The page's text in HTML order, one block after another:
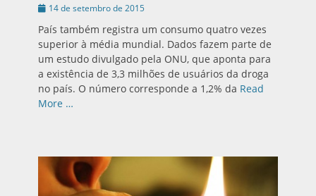
Publicado
14 de setembro de 2015
País também registra um consumo quatro vezes
superior à média mundial. Dados fazem parte de
um estudo divulgado pela ONU, que aponta para
a existência de 3,3 milhões de usuários da droga
no país. O número corresponde a 1,2% da Read
More …